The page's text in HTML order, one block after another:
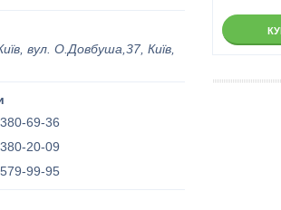
вул. О.Довбуша,37, Київ,
69-36
20-09
99-95